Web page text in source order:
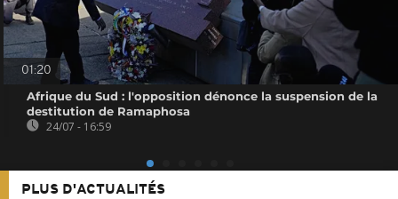
01:20
Afrique du Sud : l'opposition dénonce la suspension de la
destitution de Ramaphosa
24/07 - 16:59
PLUS D'ACTUALITÉS